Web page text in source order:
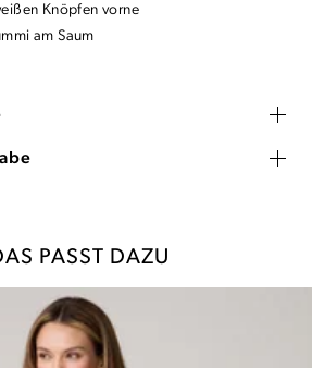
Knöpfen vorne
am Saum
PASST DAZU